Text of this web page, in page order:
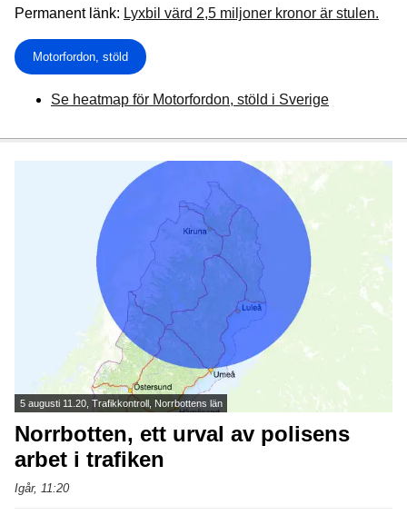
Permanent länk: Lyxbil värd 2,5 miljoner kronor är stulen.
Motorfordon, stöld
Se heatmap för Motorfordon, stöld i Sverige
5 augusti 11.20, Trafikkontroll, Norrbottens län
Norrbotten, ett urval av polisens
arbet i trafiken
Igår, 11:20